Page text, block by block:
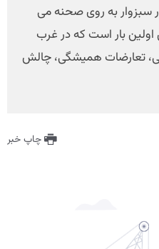
سبزوار به روی صحنه می
اولین بار است که در غرب
تعارضات همیشگی، چالش
چاپ خبر